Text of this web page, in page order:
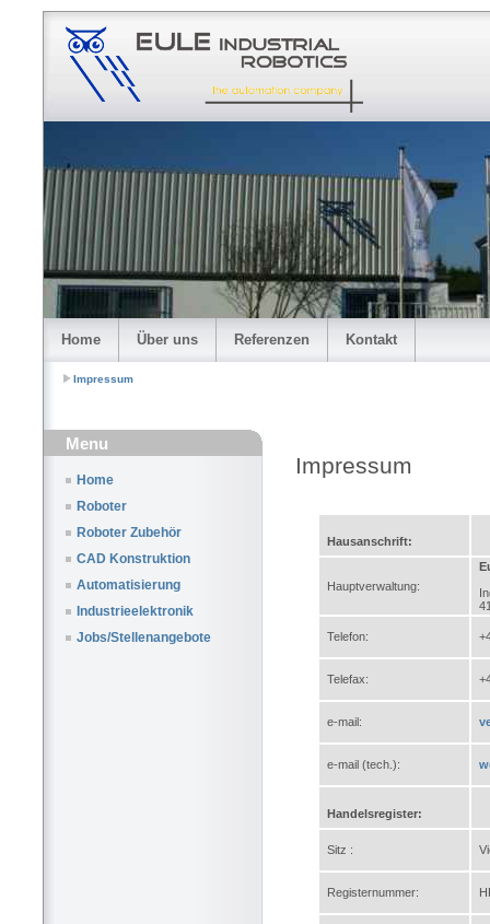
Home Über uns Referenzen Kontakt
Impressum
Menu
Home
Roboter
Roboter Zubehör
CAD Konstruktion
Automatisierung
Industrieelektronik
Jobs/Stellenangebote
Impressum
Hausanschrift:
Hauptverwaltung:
Telefon:
Telefax:
e-mail:
e-mail (tech.):
Handelsregister:
Sitz :
Registernummer: